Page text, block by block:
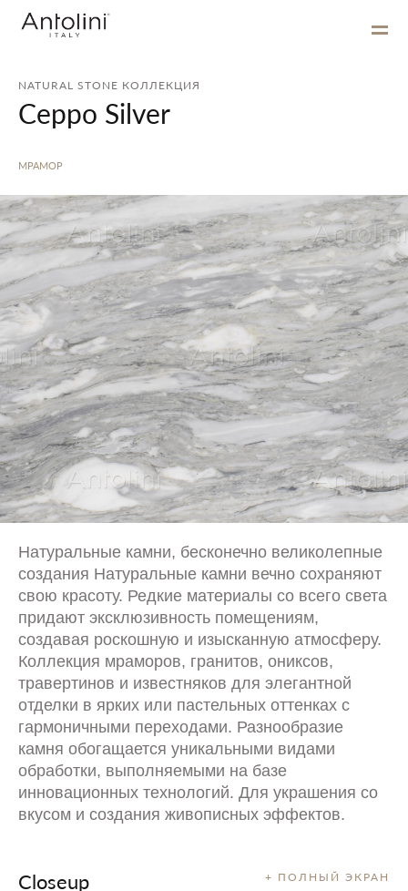
NATURAL STONE КОЛЛЕКЦИЯ
Ceppo Silver
МРАМОР
Натуральные камни, бесконечно великолепные
создания Натуральные камни вечно сохраняют
свою красоту. Редкие материалы со всего света
придают эксклюзивность помещениям,
создавая роскошную и изысканную атмосферу.
Коллекция мраморов, гранитов, ониксов,
травертинов и известняков для элегантной
отделки в ярких или пастельных оттенках с
гармоничными переходами. Разнообразие
камня обогащается уникальными видами
обработки, выполняемыми на базе
инновационных технологий. Для украшения со
вкусом и создания живописных эффектов.
+ ПОЛНЫЙ ЭКРАН
Closeup